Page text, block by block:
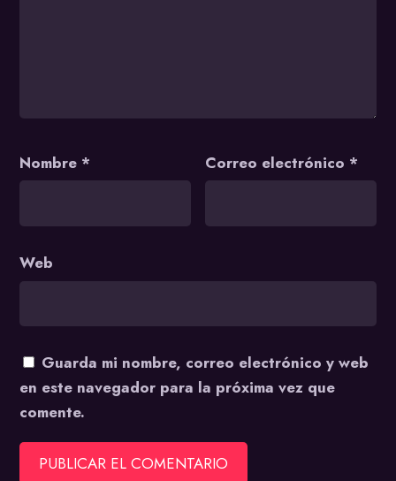
Nombre * Correo electrónico *
Web
Guarda mi nombre, correo electrónico y web
en este navegador para la próxima vez que
comente.